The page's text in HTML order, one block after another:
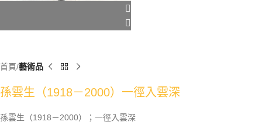
首頁 藝術品
孫雲生（1918－2000）一徑入雲深
孫雲生（1918－2000）；一徑入雲深